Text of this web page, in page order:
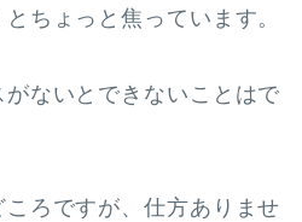
ちょっと焦っています。
ないとできないことはで
ろですが、仕方ありませ